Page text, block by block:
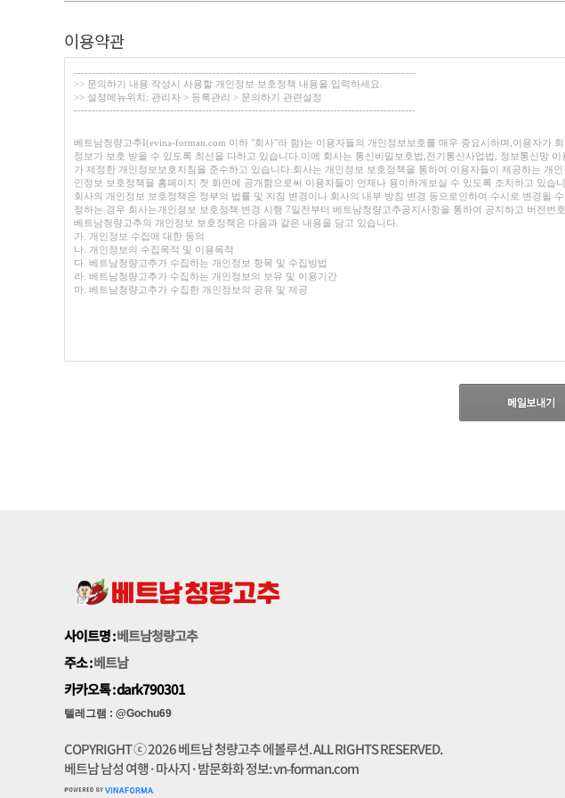
이용약관
------------------------------------------------------------------------------------------------
>> 문의하기 내용 작성시 사용할 개인정보 보호정책 내용을 입력하세요.
>> 설정메뉴위치: 관리자 > 등록관리 > 문의하기 관련설정
------------------------------------------------------------------------------------------------
베트남청량고추I(evina-forman.com 이하 "회사"라 함)는 이용자들의 개인정보보호를 매우 중요시하며,이용자
정보가 보호 받을 수 있도록 최선을 다하고 있습니다.이에 회사는 통신비밀보호법,전기통신사업법, 정보통신망
가 제정한 개인정보보호지침을 준수하고 있습니다.회사는 개인정보 보호정책을 통하여 이용자들이 제공하는
인정보 보호정책을 홈페이지 첫 화면에 공개함으로써 이용자들이 언제나 용이하게보실 수 있도록 조치하고 있습니
회사의 개인정보 보호정책은 정부의 법률 및 지침 변경이나 회사의 내부 방침 변경 등으로인하여 수시로 변경될
정하는 경우 회사는개인정보 보호정책 변경 시행 7일전부터 베트남청량고추공지사항을 통하여 공지하고 버전
베트남청량고추의 개인정보 보호정책은 다음과 같은 내용을 담고 있습니다.
가. 개인정보 수집에 대한 동의
나. 개인정보의 수집목적 및 이용목적
다. 베트남청량고추가 수집하는 개인정보 항목 및 수집방법
라. 베트남청량고추가 수집하는 개인정보의 보유 및 이용기간
마. 베트남청량고추가 수집한 개인정보의 공유 및 제공
사이트명 :베트남청량고추
주소 :베트남
카카오톡 : dark790301
텔레그램 : @Gochu69
COPYRIGHT ⓒ 2026 베트남 청량고추 에볼루션. ALL RIGHTS RESERVED.
베트남 남성 여행·마사지·밤문화화 정보: vn-forman.com